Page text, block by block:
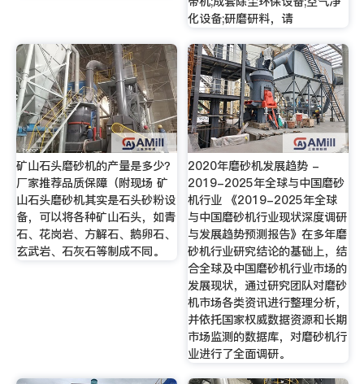
化设备;研磨研料，请
矿山石头磨砂机的产量是多少？
厂家推荐品质保障（附现场 矿
山石头磨砂机其实是石头砂粉设
备，可以将各种矿山石头，如青
石、花岗岩、方解石、鹅卵石、
玄武岩、石灰石等制成不同。
2020年磨砂机发展趋势 -
2019-2025年全球与中国磨砂
机行业 《2019-2025年全球
与中国磨砂机行业现状深度调研
与发展趋势预测报告》在多年磨
砂机行业研究结论的基础上，结
合全球及中国磨砂机行业市场的
发展现状，通过研究团队对磨砂
机市场各类资讯进行整理分析，
并依托国家权威数据资源和长期
市场监测的数据库，对磨砂机行
业进行了全面调研。